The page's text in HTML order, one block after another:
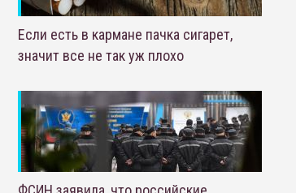
Если есть в кармане пачка сигарет,
значит все не так уж плохо